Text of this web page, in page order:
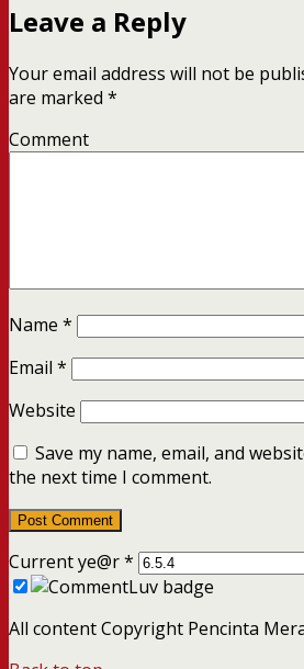
Leave a Reply
Your email address will not be
are marked *
Comment
Name *
Email *
Website
Save my name, email, and
the next time I comment.
Current ye@r*
All content Copyright Pencinta